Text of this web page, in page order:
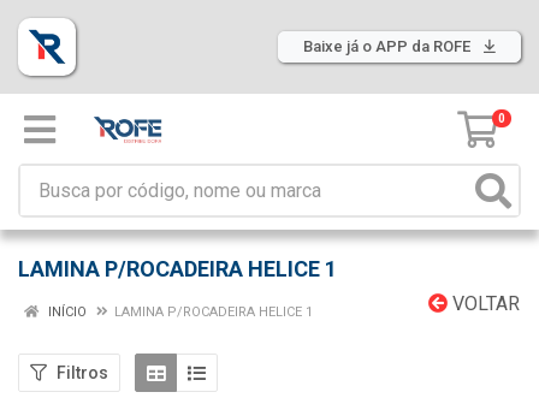
Baixe já o APP da ROFE
0
LAMINA P/ROCADEIRA HELICE 1
VOLTAR
INÍCIO LAMINA P/ROCADEIRA HELICE 1
Filtros